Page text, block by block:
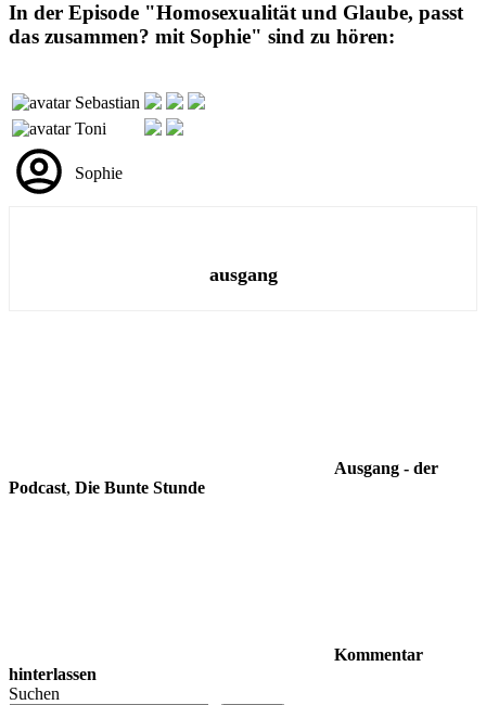
In der Episode "Homosexualität und Glaube, passt
das zusammen? mit Sophie" sind zu hören:
Sebastian
Toni
Sophie
ausgang
Ausgang - der
Podcast, Die Bunte Stunde
Kommentar
hinterlassen
Suchen